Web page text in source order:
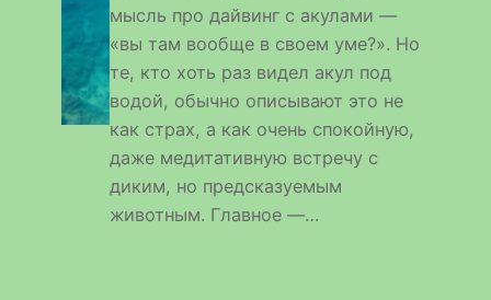
мысль про дайвинг с акулами —
«вы там вообще в своем уме?». Но
те, кто хоть раз видел акул под
водой, обычно описывают это не
как страх, а как очень спокойную,
даже медитативную встречу с
диким, но предсказуемым
животным. Главное —…